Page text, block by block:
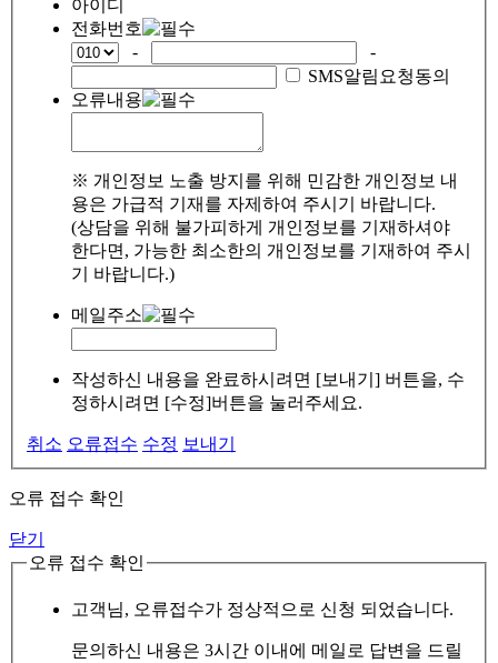
아이디
전화번호
-
-
SMS알림요청동의
오류내용
※ 개인정보 노출 방지를 위해 민감한 개인정보 내
용은 가급적 기재를 자제하여 주시기 바랍니다.
(상담을 위해 불가피하게 개인정보를 기재하셔야
한다면, 가능한 최소한의 개인정보를 기재하여 주시
기 바랍니다.)
메일주소
작성하신 내용을 완료하시려면 [보내기] 버튼을, 수
정하시려면 [수정]버튼을 눌러주세요.
취소 오류접수 수정 보내기
오류 접수 확인
닫기
오류 접수 확인
고객님, 오류접수가 정상적으로 신청 되었습니다.
문의하신 내용은 3시간 이내에 메일로 답변을 드릴